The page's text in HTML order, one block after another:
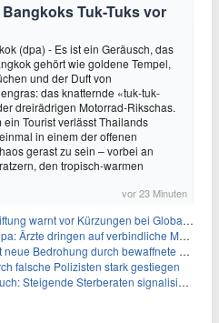
Tuk-Tuks vor
(dpa) - Es ist ein Geräusch, das
gehört wie goldene Tempel,
und der Duft von
das knatternde «tuk-tuk-
dreirädrigen Motorrad-Rikschas.
ein Tourist verlässt Thailands
in einem der offenen
gerast zu sein – vorbei an
den tropisch-warmen
vor 23 Minuten
warnt vor Kürzungen bei Globaler Gesundheit
Ärzte dringen auf verbindliche Maßnahmen
Bedrohung durch bewaffnete Drohnen
falsche Polizisten stark gestiegen
signalisieren dringenden Bedarf an verbesserter Gesundheitsinfrastruktur